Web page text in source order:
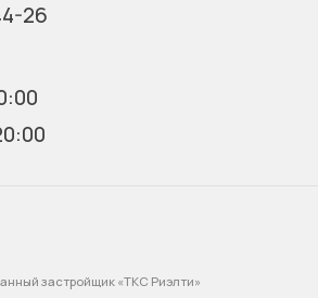
26
застройщик «ТКС Риэлти»